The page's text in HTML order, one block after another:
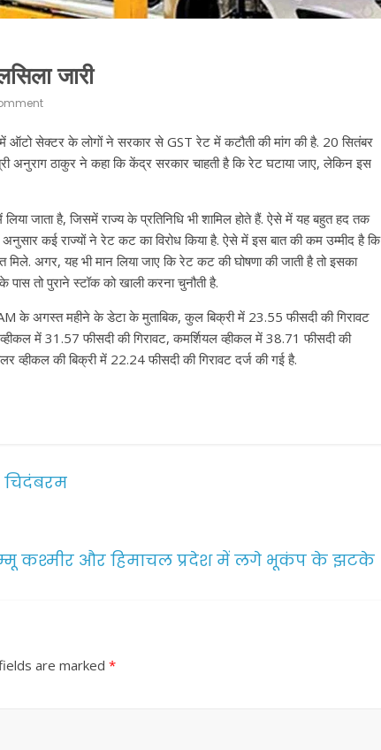
जारी
में ऑटो सेक्टर के लोगों ने सरकार से GST रेट में कटौती की मांग की है. 20 सितंबर
अनुराग ठाकुर ने कहा कि केंद्र सरकार चाहती है कि रेट घटाया जाए, लेकिन इस
जाता है, जिसमें राज्य के प्रतिनिधि भी शामिल होते हैं. ऐसे में यह बहुत हद तक
अनुसार कई राज्यों ने रेट कट का विरोध किया है. ऐसे में इस बात की कम उम्मीद है कि
अगर, यह भी मान लिया जाए कि रेट कट की घोषणा की जाती है तो इसका
तो पुराने स्टॉक को खाली करना चुनौती है.
के अगस्त महीने के डेटा के मुताबिक, कुल बिक्री में 23.55 फीसदी की गिरावट
में 31.57 फीसदी की गिरावट, कमर्शियल व्हीकल में 38.71 फीसदी की
व्हीकल की बिक्री में 22.24 फीसदी की गिरावट दर्ज की गई है.
कश्मीर और हिमाचल प्रदेश में लगे भूकंप के झटके
are marked *